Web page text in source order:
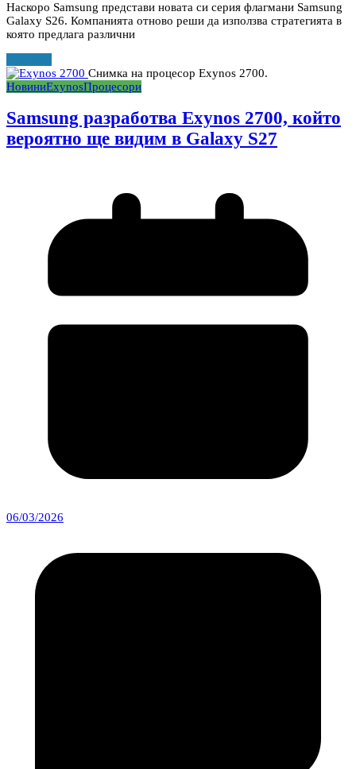
Наскоро Samsung представи новата си серия флагмани Samsung
Galaxy S26. Компанията отново реши да използва стратегията в
която предлага различни
Снимка на процесор Exynos 2700.
НовиниExynosПроцесори
Samsung разработва Exynos 2700, който
вероятно ще видим в Galaxy S27
06/03/2026